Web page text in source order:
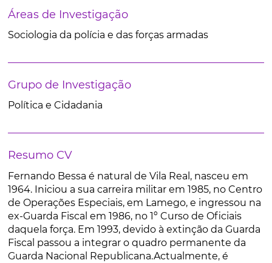
Áreas de Investigação
Sociologia da polícia e das forças armadas
Grupo de Investigação
Política e Cidadania
Resumo CV
Fernando Bessa é natural de Vila Real, nasceu em
1964. Iniciou a sua carreira militar em 1985, no Centro
de Operações Especiais, em Lamego, e ingressou na
ex-Guarda Fiscal em 1986, no 1º Curso de Oficiais
daquela força. Em 1993, devido à extinção da Guarda
Fiscal passou a integrar o quadro permanente da
Guarda Nacional Republicana.Actualmente, é